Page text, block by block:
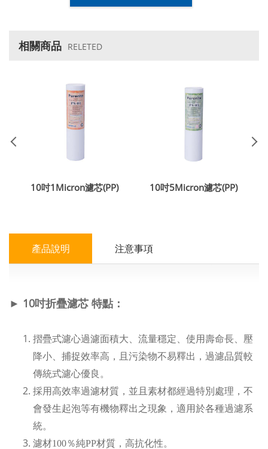
相關商品 RELETED
10吋1Micron濾芯(PP) 10吋5Micron濾芯(PP)
產品說明 注意事項
► 10吋折疊濾芯 特點 ：
摺疊式濾心過濾面積大、流量穩定、使用壽命長、壓
降小、捕捉效率高，且污染物不易釋出，過濾品質較
傳統式濾心優良。
採用高效率過濾材質，並且素材都經過特別處理，不
會發生起泡等有機物釋出之現象，適用於各種過濾系
統。
濾材100％純PP材質，高抗化性。